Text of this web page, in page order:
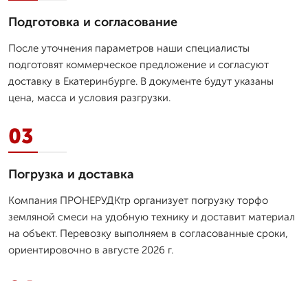
Подготовка и согласование
После уточнения параметров наши специалисты
подготовят коммерческое предложение и согласуют
доставку в Екатеринбурге. В документе будут указаны
цена, масса и условия разгрузки.
03
Погрузка и доставка
Компания ПРОНЕРУДКтр организует погрузку торфо
земляной смеси на удобную технику и доставит материал
на объект. Перевозку выполняем в согласованные сроки,
ориентировочно в августе 2026 г.